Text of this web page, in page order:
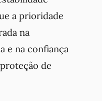
a prioridade
na
e na confiança
de